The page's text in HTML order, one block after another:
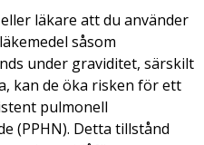
läkare att du använder
såsom
under graviditet, särskilt
kan de öka risken för ett
pulmonell
(PPHN). Detta tillstånd